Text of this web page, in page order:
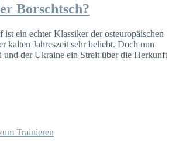
Borschtsch?
ein echter Klassiker der osteuropäischen
kalten Jahreszeit sehr beliebt. Doch nun
und der Ukraine ein Streit über die Herkunft
Trainieren